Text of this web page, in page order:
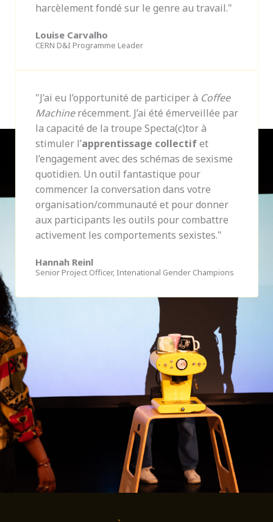
harcèlement fondé sur le genre au travail."
Louise Carvalho
CERN D&I Programme Leader
"J’ai eu l’opportunité de participer à Coffee
Machinerécemment. J’ai été émerveillée par
la capacité de la troupe Specta(c)tor à
stimuler l’apprentissage collectifet
l’engagement avec des schémas de sexisme
quotidien. Un outil fantastique pour
commencer la conversation dans votre
organisation/communauté et pour donner
aux participants les outils pour combattre
activement les comportements sexistes."
Hannah Reinl
Senior Project Officer, Intenational Gender Champions